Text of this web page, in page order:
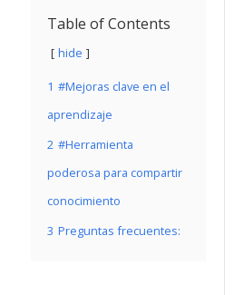
Table of Contents
hide
1 #Mejoras clave en el
aprendizaje
2 #Herramienta
poderosa para compartir
conocimiento
3 Preguntas frecuentes: